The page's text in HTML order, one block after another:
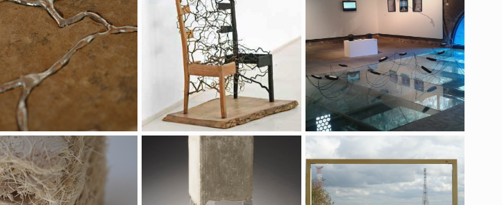
Mener sa barque Chaise-Lien Ailleurs-Turquie